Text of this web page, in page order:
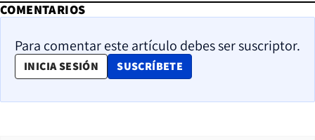
COMENTARIOS
Para comentar este artículo debes ser suscriptor.
INICIA SESIÓN SUSCRÍBETE
OPENS IN NEW WINDOW